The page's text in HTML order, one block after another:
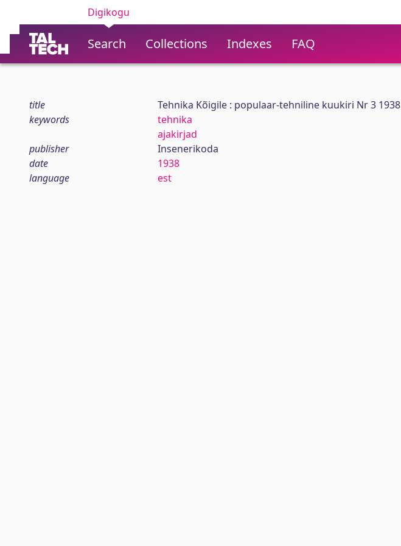
Digikogu
Search Collections Indexes FAQ
title
Tehnika Kõigile : populaar-tehniline kuukiri Nr 3 1938
keywords
tehnika
ajakirjad
publisher
Insenerikoda
date
1938
language
est